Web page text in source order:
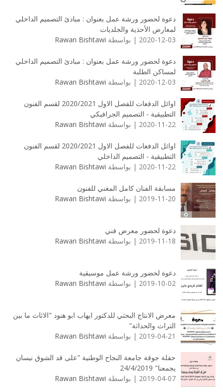
دعوة لحضور ورشة عمل بعنوان : مبادئ التصميم الداخلي
لمعارض الأحذية والجلديات
2020-12-03 | بواسطة
Rawan Bishtawi
دعوة لحضور ورشة عمل بعنوان : مبادئ التصميم الداخلي
لمساكن الطلبة
2020-12-03 | بواسطة
Rawan Bishtawi
اوائل الدفعات للفصل الاول 2020/2021 لقسم الفنون
التطبيقية - التصميم الجرافيكي
2020-11-22 | بواسطة
Rawan Bishtawi
اوائل الدفعات للفصل الاول 2020/2021 لقسم الفنون
التطبيقية - التصميم الداخلي
2020-11-22 | بواسطة
Rawan Bishtawi
مسابقة الفنان كامل المغني للفنون
2019-11-20 | بواسطة
Rawan Bishtawi
دعوة لحضور معرض فني
2019-11-18 | بواسطة
Rawan Bishtawi
دعوة لحضور ورشة عمل موسيقية
2019-10-02 | بواسطة
Rawan Bishtawi
معرض الانتاج البحثي للدكتور ايهاب ابو هنود "الاثاث ما بين
التراث والحداثة"
2019-04-21 | بواسطة
Rawan Bishtawi
حفلة جوقة جامعة النجاح الوطنية "على قد الشوق نيسان
يجمعنا" 24/4/2019
2019-04-07 | بواسطة
Rawan Bishtawi